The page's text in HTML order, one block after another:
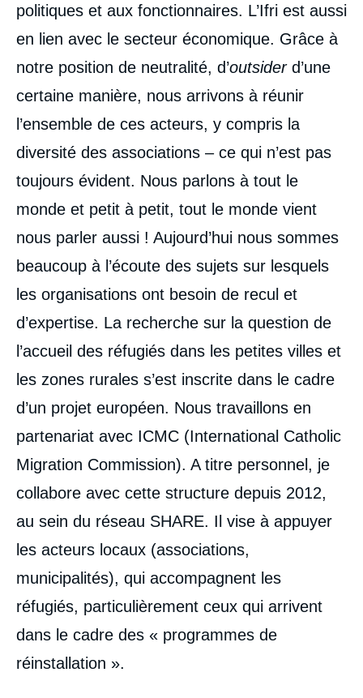
politiques et aux fonctionnaires. L’Ifri est aussi
en lien avec le secteur économique. Grâce à
notre position de neutralité, d’outsiderd’une
certaine manière, nous arrivons à réunir
l’ensemble de ces acteurs, y compris la
diversité des associations – ce qui n’est pas
toujours évident. Nous parlons à tout le
monde et petit à petit, tout le monde vient
nous parler aussi ! Aujourd’hui nous sommes
beaucoup à l’écoute des sujets sur lesquels
les organisations ont besoin de recul et
d’expertise. La recherche sur la question de
l’accueil des réfugiés dans les petites villes et
les zones rurales s’est inscrite dans le cadre
d’un projet européen. Nous travaillons en
partenariat avec ICMC (International Catholic
Migration Commission). A titre personnel, je
collabore avec cette structure depuis 2012,
au sein du réseau SHARE. Il vise à appuyer
les acteurs locaux (associations,
municipalités), qui accompagnent les
réfugiés, particulièrement ceux qui arrivent
dans le cadre des « programmes de
réinstallation ».